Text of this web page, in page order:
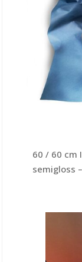
60 / 60 cm
semigloss